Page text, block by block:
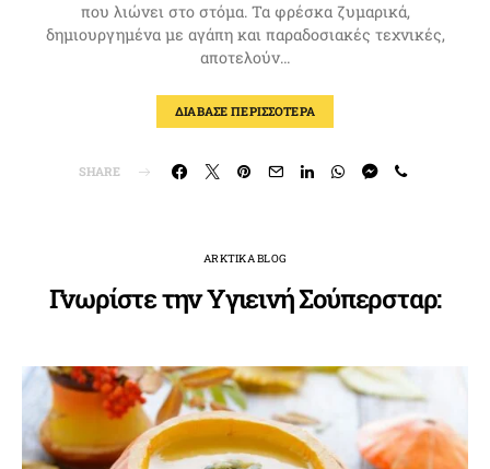
που λιώνει στο στόμα. Τα φρέσκα ζυμαρικά,
δημιουργημένα με αγάπη και παραδοσιακές τεχνικές,
αποτελούν…
ΔΙΑΒΑΣΕ ΠΕΡΙΣΣΟΤΕΡΑ
SHARE
ARKTIKA BLOG
Γνωρίστε την Υγιεινή Σούπερσταρ: